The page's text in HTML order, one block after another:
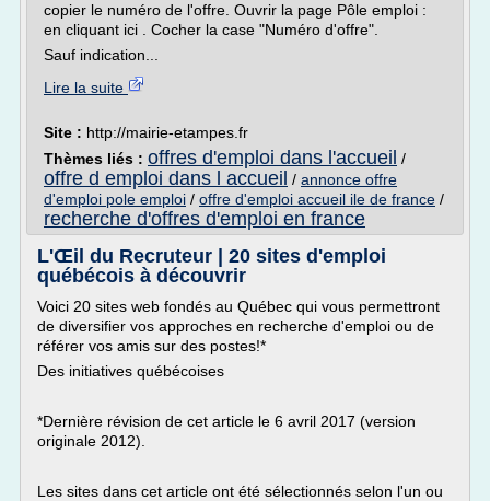
copier le numéro de l'offre. Ouvrir la page Pôle emploi :
en cliquant ici . Cocher la case "Numéro d'offre".
Sauf indication...
Lire la suite
Site : http://mairie-etampes.fr
Thèmes liés : offres d'emploi dans l'accueil /
offre d emploi dans l accueil / annonce offre
d'emploi pole emploi / offre d'emploi accueil ile de france /
recherche d'offres d'emploi en france
L'Œil du Recruteur | 20 sites d'emploi
québécois à découvrir
Voici 20 sites web fondés au Québec qui vous permettront
de diversifier vos approches en recherche d'emploi ou de
référer vos amis sur des postes!*
Des initiatives québécoises
*Dernière révision de cet article le 6 avril 2017 (version
originale 2012).
Les sites dans cet article ont été sélectionnés selon l'un ou